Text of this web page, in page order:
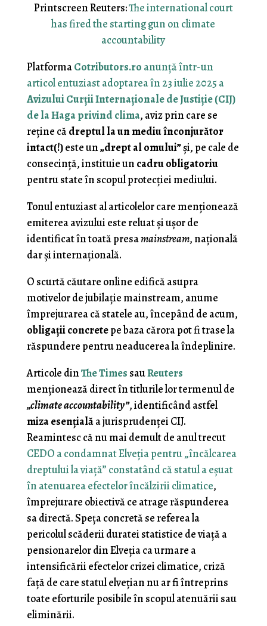
Printscreen Reuters:The international court
has fired the starting gun on climate
accountability
PlatformaCotributors.ro anunţă într-un
articol entuziast adoptarea în 23 iulie 2025 a
Avizului Curţii Internaţionale de Justiţie (CIJ)
de la Haga privind clima, aviz prin care se
reţine cădreptul la un mediu înconjurător
intact(!)este un„drept al omului”şi, pe cale de
consecinţă, instituie un cadru obligatoriu
pentru state în scopul protecţiei mediului.
Tonul entuziast al articolelor care menţionează
emiterea avizului este reluat şi uşor de
identificat în toată presamainstream, naţională
dar şi internaţională.
O scurtă căutare online edifică asupra
motivelor de jubilaţie mainstream, anume
împrejurarea că statele au, începând de acum,
obligaţii concretepe baza cărora pot fi trase la
răspundere pentru neaducerea la îndeplinire.
Articole dinThe Times sauReuters
menţionează direct în titlurile lor termenul de
„climate accountability”, identificând astfel
miza esenţialăa jurisprudenţei CIJ.
Reamintesc că nu mai demult de anul trecut
CEDO a condamnat Elveţia pentru „încălcarea
dreptului la viaţă” constatând că statul a eşuat
în atenuarea efectelor încălzirii climatice,
împrejurare obiectivă ce atrage răspunderea
sa directă. Speţa concretă se referea la
pericolul scăderii duratei statistice de viaţă a
pensionarelor din Elveţia ca urmare a
intensificării efectelor crizei climatice, criză
faţă de care statul elveţian nu ar fi întreprins
toate eforturile posibile în scopul atenuării sau
eliminării.